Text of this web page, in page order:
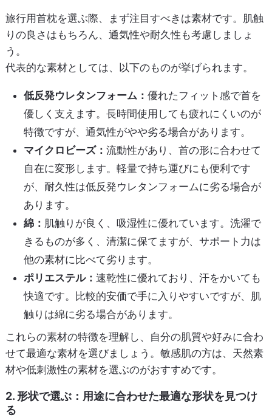
旅行用首枕を選ぶ際、まず注目すべきは素材です。肌触
りの良さはもちろん、通気性や耐久性も考慮しましょ
う。
代表的な素材としては、以下のものが挙げられます。
低反発ウレタンフォーム： 優れたフィット感で首を
優しく支えます。長時間使用しても疲れにくいのが
特徴ですが、通気性がやや劣る場合があります。
マイクロビーズ： 流動性があり、首の形に合わせて
自在に変形します。軽量で持ち運びにも便利です
が、耐久性は低反発ウレタンフォームに劣る場合が
あります。
綿： 肌触りが良く、吸湿性に優れています。洗濯で
きるものが多く、清潔に保てますが、サポート力は
他の素材に比べて劣ります。
ポリエステル： 速乾性に優れており、汗をかいても
快適です。比較的安価で手に入りやすいですが、肌
触りは綿に劣る場合があります。
これらの素材の特徴を理解し、自分の肌質や好みに合わ
せて最適な素材を選びましょう。敏感肌の方は、天然素
材や低刺激性の素材を選ぶのがおすすめです。
2. 形状で選ぶ：用途に合わせた最適な形状を見つけ
る